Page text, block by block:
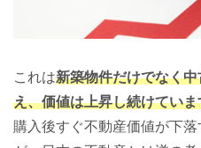
これは新築物件だけでなく
え、価値は上昇し続けていま
購入後すぐ不動産価値が下